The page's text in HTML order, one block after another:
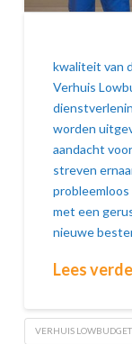
kwaliteit van
Verhuis
worden
aandacht
streven
met een
nieuwe
Lees
VERHUIS LOWBUDGET